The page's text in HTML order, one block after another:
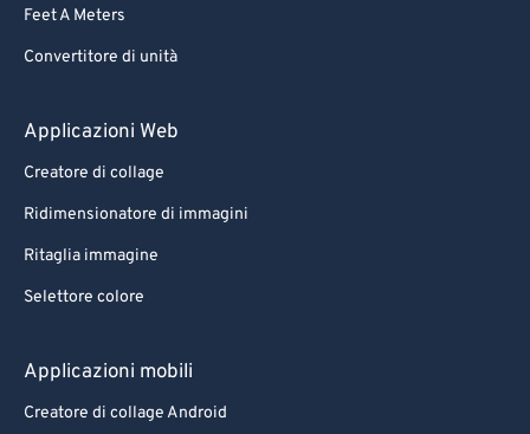
Feet A Meters
Convertitore di unità
Applicazioni Web
Creatore di collage
Ridimensionatore di immagini
Ritaglia immagine
Selettore colore
Applicazioni mobili
Creatore di collage Android